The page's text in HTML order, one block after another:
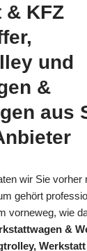
& KFZ
und
&
aus
wir Sie vorher
gehört
vorneweg, wie
&